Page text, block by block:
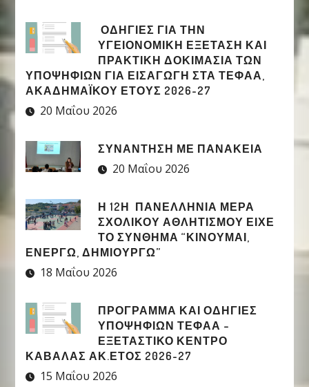
ΟΔΗΓΙΕΣ ΓΙΑ ΤΗΝ
ΥΓΕΙΟΝΟΜΙΚΗ ΕΞΕΤΑΣΗ ΚΑΙ
ΠΡΑΚΤΙΚΗ ΔΟΚΙΜΑΣΙΑ ΤΩΝ
ΥΠΟΨΗΦΙΩΝ ΓΙΑ ΕΙΣΑΓΩΓΗ ΣΤΑ ΤΕΦΑΑ,
ΑΚΑΔΗΜΑΪΚΟΥ ΕΤΟΥΣ 2026-27
20 Μαΐου 2026
ΣΥΝΑΝΤΗΣΗ ΜΕ ΠΑΝΑΚΕΙΑ
20 Μαΐου 2026
Η 12Η ΠΑΝΕΛΛΉΝΙΑ ΜΈΡΑ
ΣΧΟΛΙΚΟΎ ΑΘΛΗΤΙΣΜΟΎ ΕΊΧΕ
ΤΟ ΣΎΝΘΗΜΑ “ΚΙΝΟΎΜΑΙ,
ΕΝΕΡΓΏ, ΔΗΜΙΟΥΡΓΏ”
18 Μαΐου 2026
ΠΡΟΓΡΑΜΜΑ ΚΑΙ ΟΔΗΓΙΕΣ
ΥΠΟΨΗΦΙΩΝ ΤΕΦΑΑ –
ΕΞΕΤΑΣΤΙΚΟ ΚΕΝΤΡΟ
ΚΑΒΑΛΑΣ ΑΚ.ΕΤΟΣ 2026-27
15 Μαΐου 2026